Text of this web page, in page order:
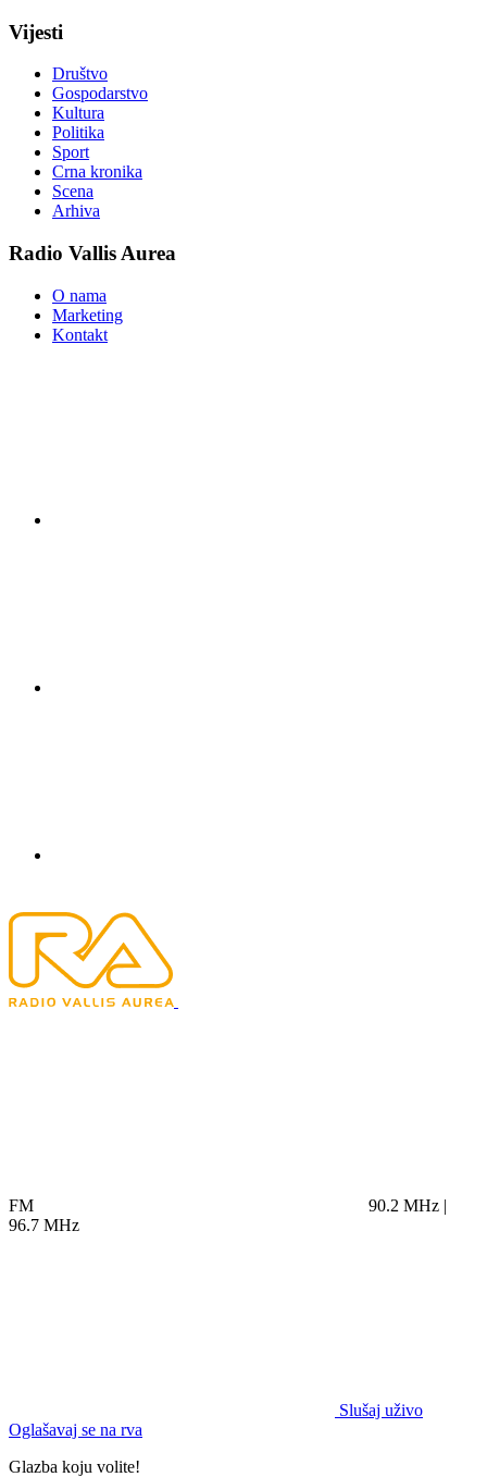
Vijesti
Društvo
Gospodarstvo
Kultura
Politika
Sport
Crna kronika
Scena
Arhiva
Radio Vallis Aurea
O nama
Marketing
Kontakt
FM
90.2 MHz |
96.7 MHz
Slušaj uživo
Oglašavaj se na rva
Glazba koju volite!